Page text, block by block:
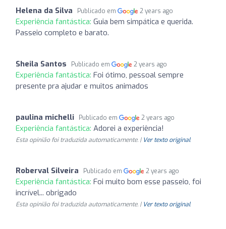
Helena da Silva Publicado em 2 years ago
Experiência fantástica: Guia bem simpática e querida.
Passeio completo e barato.
Sheila Santos Publicado em 2 years ago
Experiência fantástica: Foi ótimo, pessoal sempre
presente pra ajudar e muitos animados
paulina michelli Publicado em 2 years ago
Experiência fantástica: Adorei a experiência!
Esta opinião foi traduzida automaticamente. | Ver texto original
Roberval Silveira Publicado em 2 years ago
Experiência fantástica: Foi muito bom esse passeio, foi
incrível... obrigado
Esta opinião foi traduzida automaticamente. | Ver texto original